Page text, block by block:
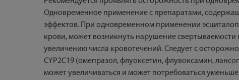
Одновременное применение с препаратами,
эффектов. При одновременном применении
крови, может возникнуть нарушение
увеличению числа кровотечений. Следует с
CYP2C19 (омепразол, флуоксетин, флувоксамин,
может увеличиваться и может потребоваться